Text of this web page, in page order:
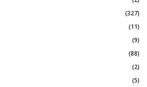
(327)
(11)
(9)
(88)
(2)
(5)